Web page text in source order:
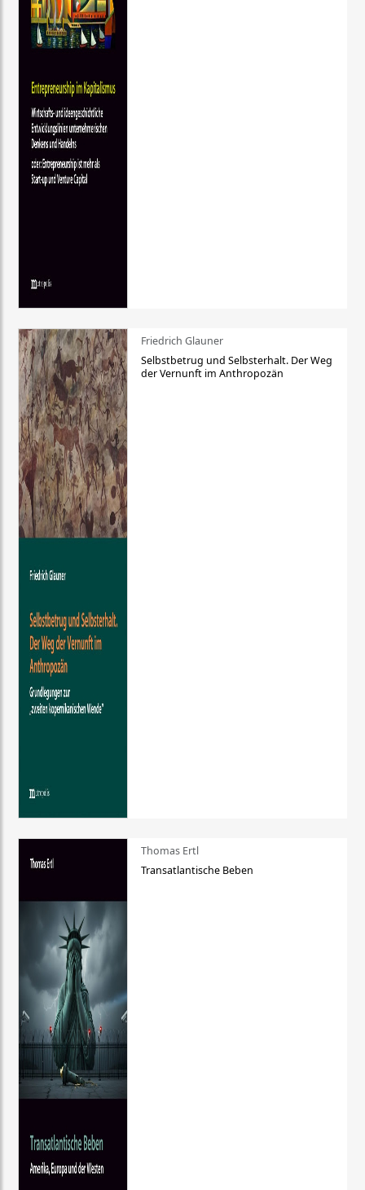
Friedrich Glauner
Selbstbetrug und Selbsterhalt. Der Weg
der Vernunft im Anthropozän
Thomas Ertl
Transatlantische Beben